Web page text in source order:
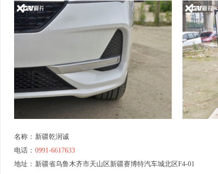
名称： 新疆乾润诚
电话： 0991-6617633
地址： 新疆省乌鲁木齐市天山区新疆赛博特汽车城北区F4-01